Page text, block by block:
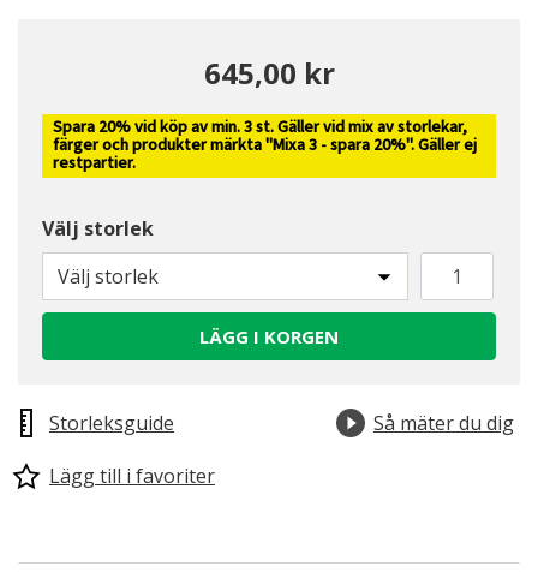
645,00 kr
Spara 20% vid köp av min. 3 st. Gäller vid mix av storlekar,
färger och produkter märkta"Mixa 3 - spara 20%". Gäller ej
restpartier.
Välj storlek
Välj storlek
LÄGG I KORGEN
Storleksguide
Så mäter du dig
Lägg till i favoriter